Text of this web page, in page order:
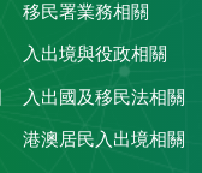
移民署業務相關
入出境與役政相關
入出國及移民法相關
港澳居民入出境相關